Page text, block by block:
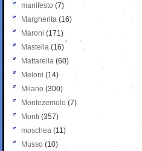
manifesto (7)
Margherita (16)
Maroni (171)
Mastella (16)
Mattarella (60)
Meloni (14)
Milano (300)
Montezemolo (7)
Monti (357)
moschea (11)
Musso (10)